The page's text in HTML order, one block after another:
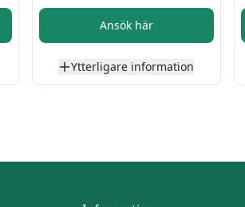
Ansök här
Ytterligare information